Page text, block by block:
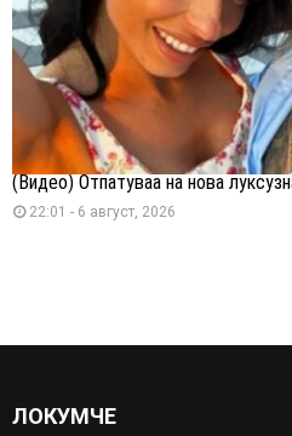
(Видео) Отпатуваа на нова
22:01 - 6 август, 2026
ЛОКУМЧЕ